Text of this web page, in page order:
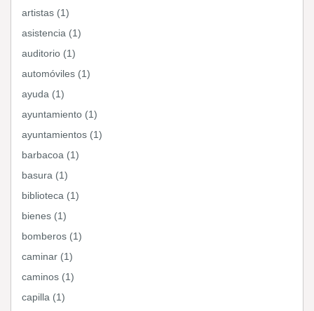
artistas (1)
asistencia (1)
auditorio (1)
automóviles (1)
ayuda (1)
ayuntamiento (1)
ayuntamientos (1)
barbacoa (1)
basura (1)
biblioteca (1)
bienes (1)
bomberos (1)
caminar (1)
caminos (1)
capilla (1)